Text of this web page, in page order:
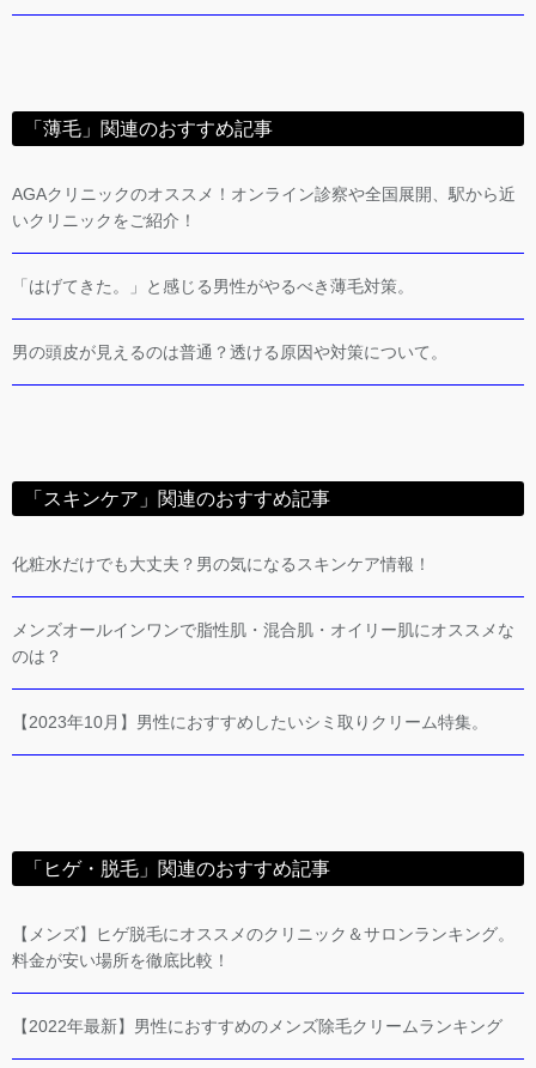
「薄毛」関連のおすすめ記事
AGAクリニックのオススメ！オンライン診察や全国展開、駅から近
いクリニックをご紹介！
「はげてきた。」と感じる男性がやるべき薄毛対策。
男の頭皮が見えるのは普通？透ける原因や対策について。
「スキンケア」関連のおすすめ記事
化粧水だけでも大丈夫？男の気になるスキンケア情報！
メンズオールインワンで脂性肌・混合肌・オイリー肌にオススメな
のは？
【2023年10月】男性におすすめしたいシミ取りクリーム特集。
「ヒゲ・脱毛」関連のおすすめ記事
【メンズ】ヒゲ脱毛にオススメのクリニック＆サロンランキング。
料金が安い場所を徹底比較！
【2022年最新】男性におすすめのメンズ除毛クリームランキング